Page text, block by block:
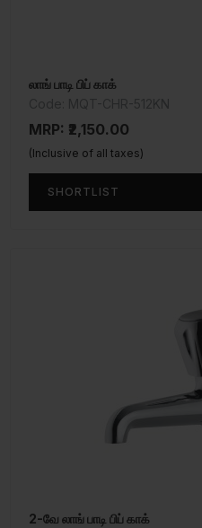
லாங் பாடி பிப் காக்
MRP: ₹2,150.00
(Inclusive of all taxes)
SHORTLIST
2-வே லாங் பாடி பிப் காக்